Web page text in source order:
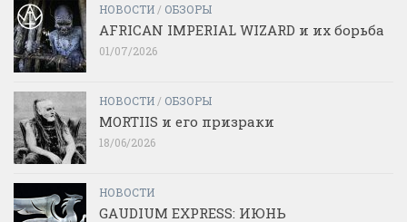
НОВОСТИ / ОБЗОРЫ
AFRICAN IMPERIAL WIZARD и их борьба
01/07/2026
НОВОСТИ / ОБЗОРЫ
MORTIIS и его призраки
18/06/2026
НОВОСТИ
GAUDIUM EXPRESS: ИЮНЬ